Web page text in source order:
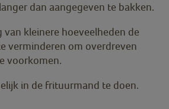
dan aangegeven te bakken.
van kleinere hoeveelheden de
verminderen om overdreven
voorkomen.
in de frituurmand te doen.